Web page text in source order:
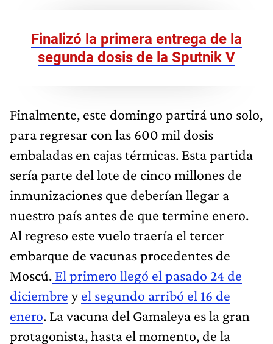
Finalizó la primera entrega de la
segunda dosis de la Sputnik V
Finalmente, este domingo partirá uno solo,
para regresar con las 600 mil dosis
embaladas en cajas térmicas. Esta partida
sería parte del lote de cinco millones de
inmunizaciones que deberían llegar a
nuestro país antes de que termine enero.
Al regreso este vuelo traería el tercer
embarque de vacunas procedentes de
Moscú. El primero llegó el pasado 24 de
diciembre yel segundo arribó el 16 de
enero. La vacuna del Gamaleya es la gran
protagonista, hasta el momento, de la